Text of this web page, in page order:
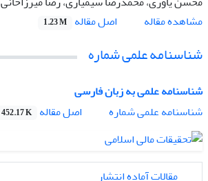
مشاهده مقاله
اصل مقاله 1.23 M
شناسنامه علمی شماره
شناسنامه علمی به زبان فارسی
شناسنامه علمی شماره
اصل مقاله 452.17 K
مقالات آماده انتشار